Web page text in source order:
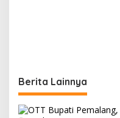
Berita Lainnya